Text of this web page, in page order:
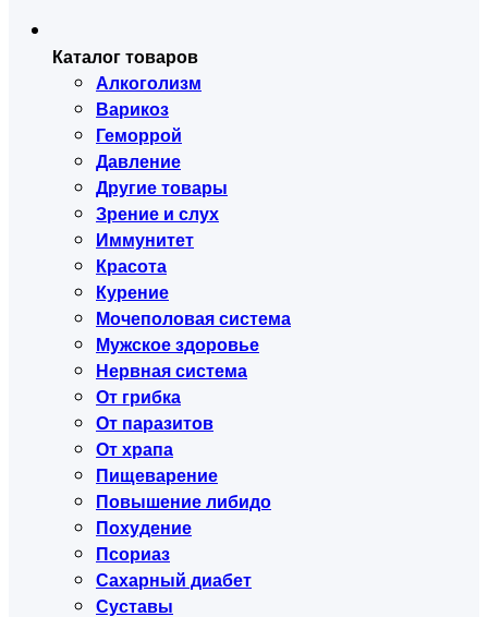
Каталог товаров
Алкоголизм
Варикоз
Геморрой
Давление
Другие товары
Зрение и слух
Иммунитет
Красота
Курение
Мочеполовая система
Мужское здоровье
Нервная система
От грибка
От паразитов
От храпа
Пищеварение
Повышение либидо
Похудение
Псориаз
Сахарный диабет
Суставы